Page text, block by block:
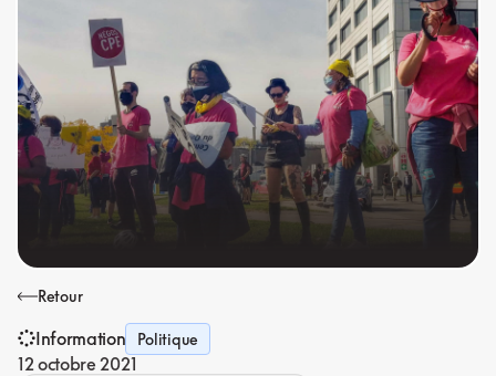
Retour
Information Politique
12 octobre 2021